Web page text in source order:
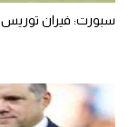
سبورت: فيران توريس